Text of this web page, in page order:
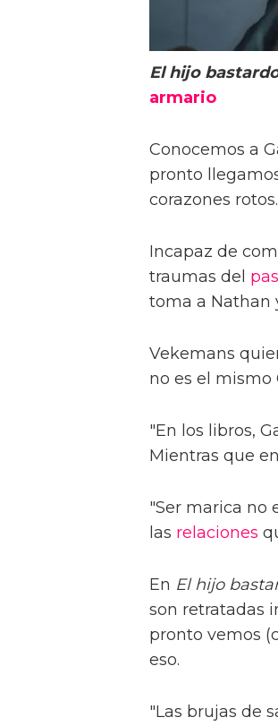
El hijo
armario
Conocemos a
pronto
corazones rotos.
Incapaz de
traumas del
toma a Nathan
Vekemans
no es el mismo
"En los libros,
Mientras que
"Ser marica no
las relaciones
En El hijo
son retratadas
pronto vemos
eso.
"Las brujas de